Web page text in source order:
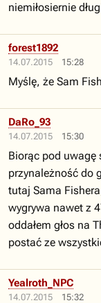
niemiłosiernie
14.07.2015 15:28
forest1892
Myślę, że Sam
14.07.2015 15:30
DaRo_93
Biorąc pod uwagę
przynależność do
tutaj Sama
wygrywa nawet z
oddałem głos na
postać ze
14.07.2015 15:32
Yealroth_NPC